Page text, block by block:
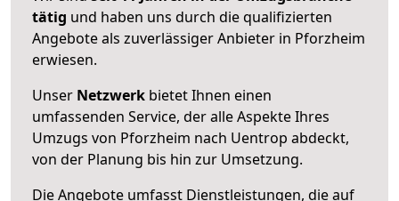
tätig und haben uns durch die qualifizierten
Angebote als zuverlässiger Anbieter in Pforzheim
erwiesen.
Unser Netzwerk bietet Ihnen einen
umfassenden Service, der alle Aspekte Ihres
Umzugs von Pforzheim nach Uentrop abdeckt,
von der Planung bis hin zur Umsetzung.
Die Angebote umfasst Dienstleistungen, die auf